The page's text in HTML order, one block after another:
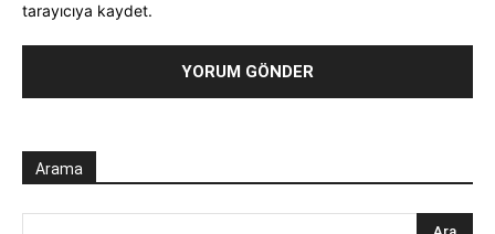
tarayıcıya kaydet.
Arama